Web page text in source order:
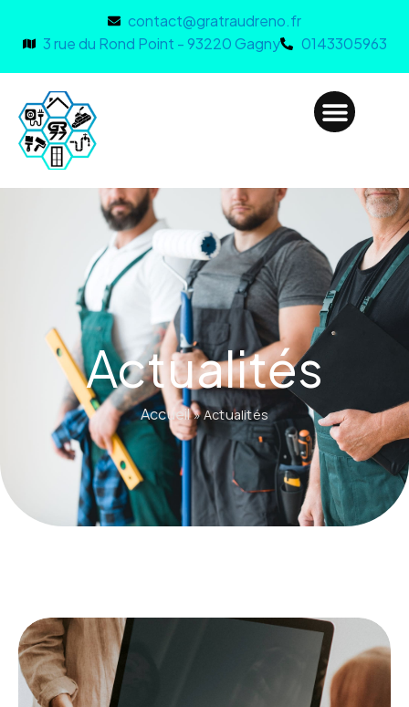
contact@gratraudreno.fr
3 rue du Rond Point - 93220 Gagny
0143305963
Actualités
Accueil»Actualités